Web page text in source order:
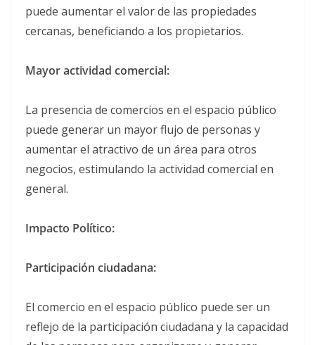
puede aumentar el valor de las propiedades
cercanas, beneficiando a los propietarios.
Mayor actividad comercial:
La presencia de comercios en el espacio público
puede generar un mayor flujo de personas y
aumentar el atractivo de un área para otros
negocios, estimulando la actividad comercial en
general.
Impacto Político:
Participación ciudadana:
El comercio en el espacio público puede ser un
reflejo de la participación ciudadana y la capacidad